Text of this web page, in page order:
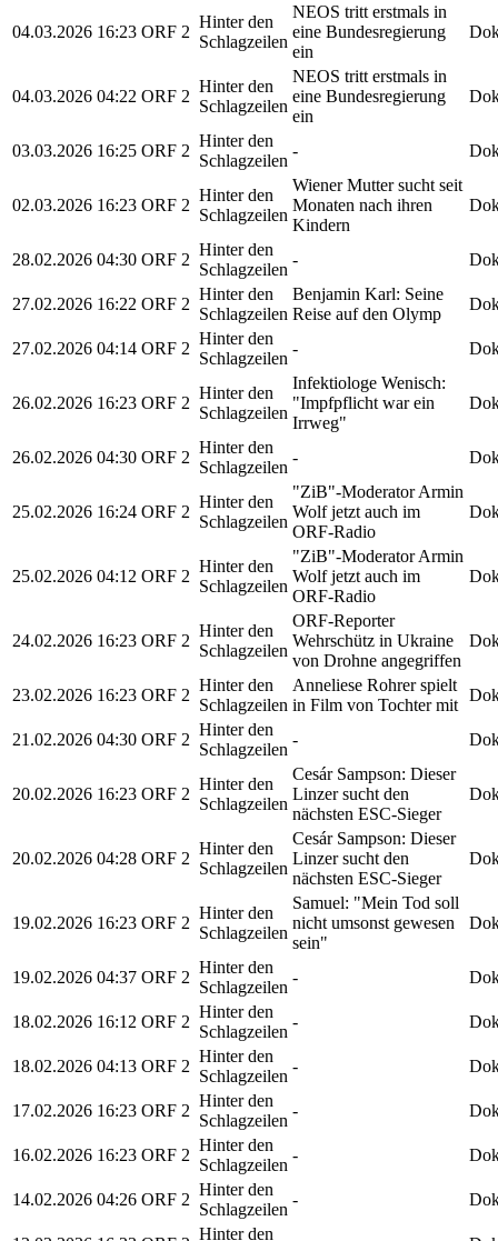
04.03.2026 16:23 ORF 2
Hinter den
Schlagzeilen
NEOS tritt erstmals in
eine Bundesregierung
ein
04.03.2026 04:22 ORF 2
Hinter den
Schlagzeilen
NEOS tritt erstmals in
eine Bundesregierung
ein
03.03.2026 16:25 ORF 2
Hinter den
Schlagzeilen
-
02.03.2026 16:23 ORF 2
Hinter den
Schlagzeilen
Wiener Mutter sucht seit
Monaten nach ihren
Kindern
28.02.2026 04:30 ORF 2
Hinter den
Schlagzeilen
-
27.02.2026 16:22 ORF 2
Hinter den
Schlagzeilen
Benjamin Karl: Seine
Reise auf den Olymp
27.02.2026 04:14 ORF 2
Hinter den
Schlagzeilen
-
26.02.2026 16:23 ORF 2
Hinter den
Schlagzeilen
Infektiologe Wenisch:
"Impfpflicht war ein
Irrweg"
26.02.2026 04:30 ORF 2
Hinter den
Schlagzeilen
-
25.02.2026 16:24 ORF 2
Hinter den
Schlagzeilen
"ZiB"-Moderator Armin
Wolf jetzt auch im
ORF-Radio
25.02.2026 04:12 ORF 2
Hinter den
Schlagzeilen
"ZiB"-Moderator Armin
Wolf jetzt auch im
ORF-Radio
24.02.2026 16:23 ORF 2
Hinter den
Schlagzeilen
ORF-Reporter
Wehrschütz in Ukraine
von Drohne angegriffen
23.02.2026 16:23 ORF 2
Hinter den
Schlagzeilen
Anneliese Rohrer spielt
in Film von Tochter mit
21.02.2026 04:30 ORF 2
Hinter den
Schlagzeilen
-
20.02.2026 16:23 ORF 2
Hinter den
Schlagzeilen
Cesár Sampson: Dieser
Linzer sucht den
nächsten ESC-Sieger
20.02.2026 04:28 ORF 2
Hinter den
Schlagzeilen
Cesár Sampson: Dieser
Linzer sucht den
nächsten ESC-Sieger
19.02.2026 16:23 ORF 2
Hinter den
Schlagzeilen
Samuel: "Mein Tod soll
nicht umsonst gewesen
sein"
19.02.2026 04:37 ORF 2
Hinter den
Schlagzeilen
-
18.02.2026 16:12 ORF 2
Hinter den
Schlagzeilen
-
18.02.2026 04:13 ORF 2
Hinter den
Schlagzeilen
-
17.02.2026 16:23 ORF 2
Hinter den
Schlagzeilen
-
16.02.2026 16:23 ORF 2
Hinter den
Schlagzeilen
-
14.02.2026 04:26 ORF 2
Hinter den
Schlagzeilen
-
Hinter den